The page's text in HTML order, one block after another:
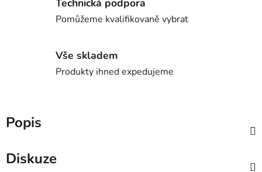
Pomůžeme kvalifikovaně vybrat
Vše skladem
Produkty ihned expedujeme
Popis
Diskuze